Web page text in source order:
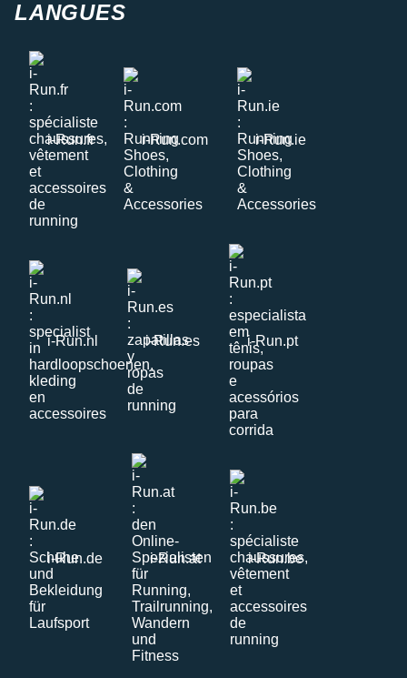
LANGUES
i-Run.fr i-Run.com i-Run.ie
i-Run.nl i-Run.es i-Run.pt
i-Run.de i-Run.at i-Run.be